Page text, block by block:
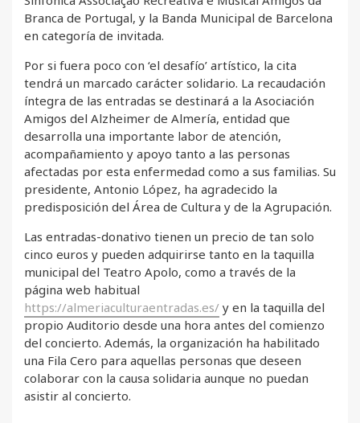
Branca de Portugal, y la Banda Municipal de Barcelona
en categoría de invitada.
Por si fuera poco con ‘el desafío’ artístico, la cita
tendrá un marcado carácter solidario. La recaudación
íntegra de las entradas se destinará a la Asociación
Amigos del Alzheimer de Almería, entidad que
desarrolla una importante labor de atención,
acompañamiento y apoyo tanto a las personas
afectadas por esta enfermedad como a sus familias. Su
presidente, Antonio López, ha agradecido la
predisposición del Área de Cultura y de la Agrupación.
Las entradas-donativo tienen un precio de tan solo
cinco euros y pueden adquirirse tanto en la taquilla
municipal del Teatro Apolo, como a través de la
página web habitual
https://almeriaculturaentradas.es/ y en la taquilla del
propio Auditorio desde una hora antes del comienzo
del concierto. Además, la organización ha habilitado
una Fila Cero para aquellas personas que deseen
colaborar con la causa solidaria aunque no puedan
asistir al concierto.